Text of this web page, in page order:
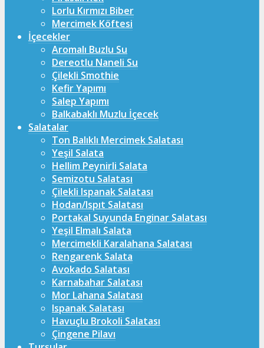
Lorlu Kırmızı Biber
Mercimek Köftesi
İçecekler
Aromalı Buzlu Su
Dereotlu Naneli Su
Çilekli Smothie
Kefir Yapımı
Salep Yapımı
Balkabaklı Muzlu İçecek
Salatalar
Ton Balıklı Mercimek Salatası
Yeşil Salata
Hellim Peynirli Salata
Semizotu Salatası
Çilekli Ispanak Salatası
Hodan/Ispıt Salatası
Portakal Suyunda Enginar Salatası
Yeşil Elmalı Salata
Mercimekli Karalahana Salatası
Rengarenk Salata
Avokado Salatası
Karnabahar Salatası
Mor Lahana Salatası
Ispanak Salatası
Havuçlu Brokoli Salatası
Çingene Pilavı